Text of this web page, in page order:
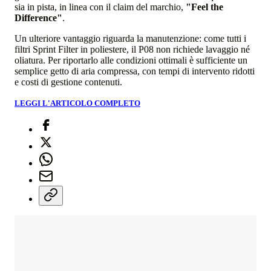
sia in pista, in linea con il claim del marchio, "Feel the
Difference".
Un ulteriore vantaggio riguarda la manutenzione: come tutti i
filtri Sprint Filter in poliestere, il P08 non richiede lavaggio né
oliatura. Per riportarlo alle condizioni ottimali è sufficiente un
semplice getto di aria compressa, con tempi di intervento ridotti
e costi di gestione contenuti.
LEGGI L'ARTICOLO COMPLETO